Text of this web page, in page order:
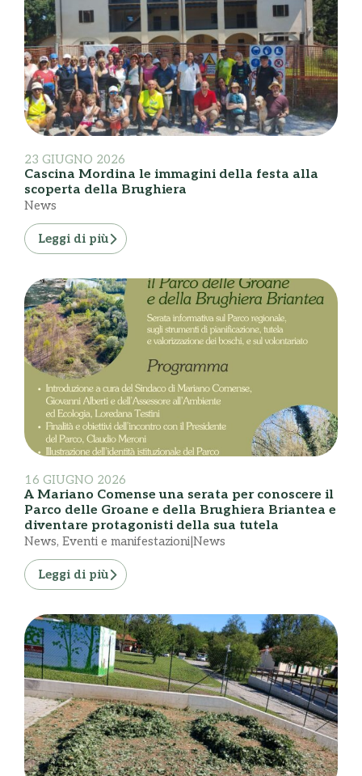
23 GIUGNO 2026
Cascina Mordina le immagini della festa alla
scoperta della Brughiera
News
Leggi di più
16 GIUGNO 2026
A Mariano Comense una serata per conoscere il
Parco delle Groane e della Brughiera Briantea e
diventare protagonisti della sua tutela
News, Eventi e manifestazioni|News
Leggi di più